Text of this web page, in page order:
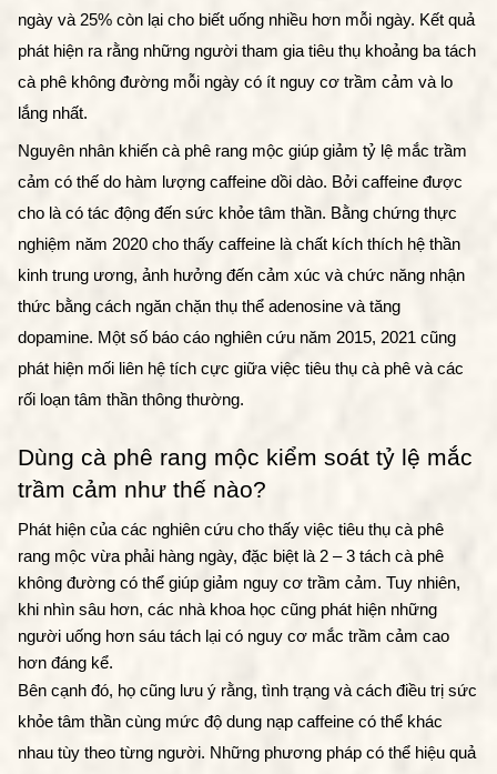
ngày và 25% còn lại cho biết uống nhiều hơn mỗi ngày. Kết quả
phát hiện ra rằng những người tham gia tiêu thụ khoảng ba tách
cà phê không đường mỗi ngày có ít nguy cơ trầm cảm và lo
lắng nhất.
Nguyên nhân khiến cà phê rang mộc giúp giảm tỷ lệ mắc trầm
cảm có thế do hàm lượng caffeine dồi dào. Bởi caffeine được
cho là có tác động đến sức khỏe tâm thần. Bằng chứng thực
nghiệm năm 2020 cho thấy caffeine là chất kích thích hệ thần
kinh trung ương, ảnh hưởng đến cảm xúc và chức năng nhận
thức bằng cách ngăn chặn thụ thể adenosine và tăng
dopamine. Một số báo cáo nghiên cứu năm 2015, 2021 cũng
phát hiện mối liên hệ tích cực giữa việc tiêu thụ cà phê và các
rối loạn tâm thần thông thường.
Dùng cà phê rang mộc kiểm soát tỷ lệ mắc
trầm cảm như thế nào?
Phát hiện của các nghiên cứu cho thấy việc tiêu thụ cà phê
rang mộc vừa phải hàng ngày, đặc biệt là 2 – 3 tách cà phê
không đường có thể giúp giảm nguy cơ trầm cảm. Tuy nhiên,
khi nhìn sâu hơn, các nhà khoa học cũng phát hiện những
người uống hơn sáu tách lại có nguy cơ mắc trầm cảm cao
hơn đáng kể.
Bên cạnh đó, họ cũng lưu ý rằng, tình trạng và cách điều trị sức
khỏe tâm thần cùng mức độ dung nạp caffeine có thể khác
nhau tùy theo từng người. Những phương pháp có thể hiệu quả